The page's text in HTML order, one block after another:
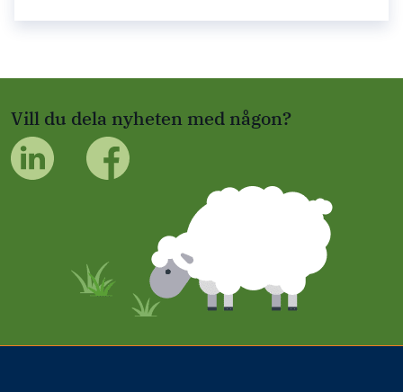
Vill du dela nyheten med någon?